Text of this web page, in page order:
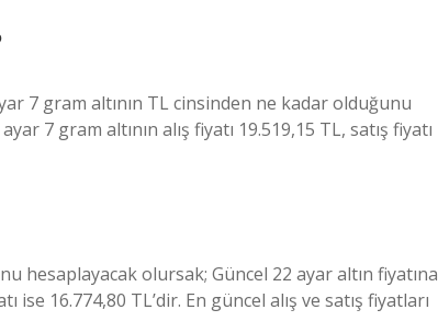
7 gram altının TL cinsinden ne kadar olduğunu
7 gram altının alış fiyatı 19.519,15 TL, satış fiyatı
hesaplayacak olursak; Güncel 22 ayar altın fiyatına
ise 16.774,80 TL’dir. En güncel alış ve satış fiyatları